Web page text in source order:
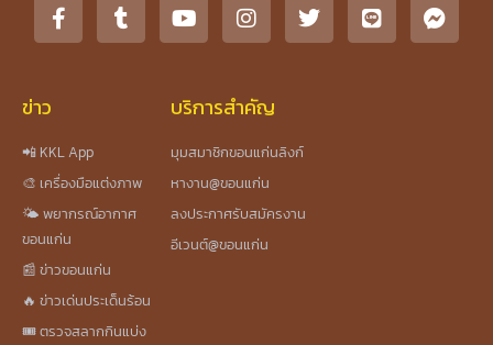
ข่าว
📲 KKL App
🎨 เครื่องมือแต่งภาพ
🌤️ พยากรณ์อากาศ
ขอนแก่น
📰 ข่าวขอนแก่น
🔥 ข่าวเด่นประเด็นร้อน
🎟️ ตรวจสลากกินแบ่ง
บริการสำคัญ
มุมสมาชิกขอนแก่นลิงก์
หางาน@ขอนแก่น
ลงประกาศรับสมัครงาน
อีเวนต์@ขอนแก่น